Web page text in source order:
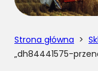
Strona główna >
„dh84441575-